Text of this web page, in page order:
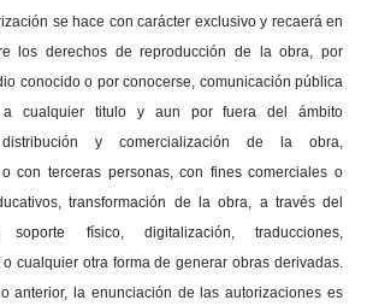
se hace con carácter exclusivo y recaerá en
los derechos de reproducción de la obra, por
conocido o por conocerse, comunicación pública
cualquier titulo y aun por fuera del ámbito
distribución y comercialización de la obra,
con terceras personas, con fines comerciales o
transformación de la obra, a través del
físico, digitalización, traducciones,
cualquier otra forma de generar obras derivadas.
anterior, la enunciación de las autorizaciones es